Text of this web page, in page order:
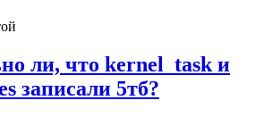
ли, что kernel_task и
записали 5тб?